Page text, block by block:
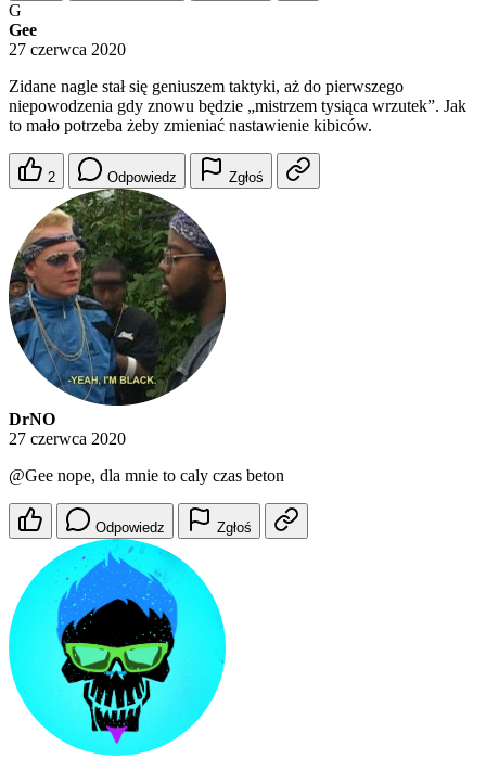
G
Gee
27 czerwca 2020
Zidane nagle stał się geniuszem taktyki, aż do pierwszego
niepowodzenia gdy znowu będzie „mistrzem tysiąca wrzutek”. Jak
to mało potrzeba żeby zmieniać nastawienie kibiców.
2 Odpowiedz Zgłoś
DrNO
27 czerwca 2020
@Gee nope, dla mnie to caly czas beton
Odpowiedz Zgłoś